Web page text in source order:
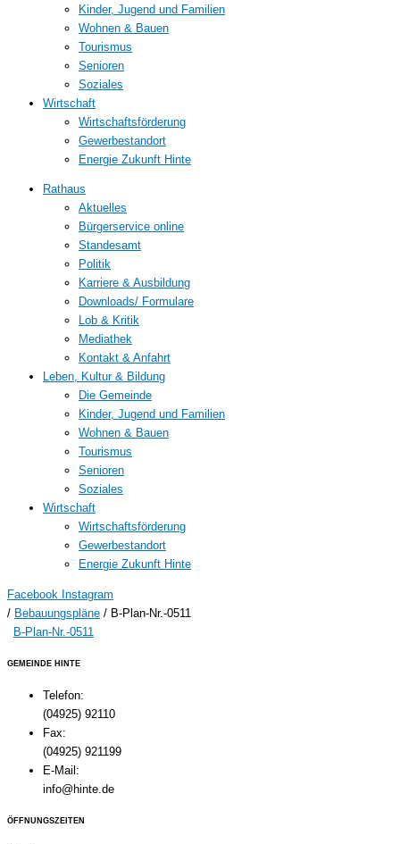
Kinder, Jugend und Familien
Wohnen & Bauen
Tourismus
Senioren
Soziales
Wirtschaft
Wirtschaftsförderung
Gewerbestandort
Energie Zukunft Hinte
Rathaus
Aktuelles
Bürgerservice online
Standesamt
Politik
Karriere & Ausbildung
Downloads/ Formulare
Lob & Kritik
Mediathek
Kontakt & Anfahrt
Leben, Kultur & Bildung
Die Gemeinde
Kinder, Jugend und Familien
Wohnen & Bauen
Tourismus
Senioren
Soziales
Wirtschaft
Wirtschaftsförderung
Gewerbestandort
Energie Zukunft Hinte
Facebook Instagram
/ Bebauungspläne / B-Plan-Nr.-0511
B-Plan-Nr.-0511
GEMEINDE HINTE
Telefon:
(04925) 92110
Fax:
(04925) 921199
E-Mail:
info@hinte.de
ÖFFNUNGSZEITEN